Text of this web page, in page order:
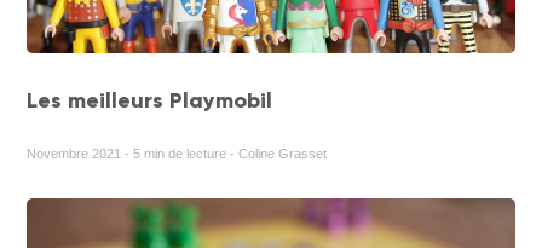
Les meilleurs Playmobil
Novembre 2021 - 5 min de lecture - Coline Grasset